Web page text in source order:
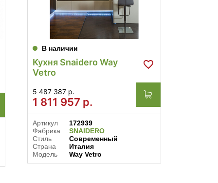
В наличии
Кухня Snaidero Way
Vetro
5 487 387 р.
1 811 957 р.
Артикул
172939
Фабрика
SNAIDERO
Стиль
Современный
Страна
Италия
Модель
Way Vetro